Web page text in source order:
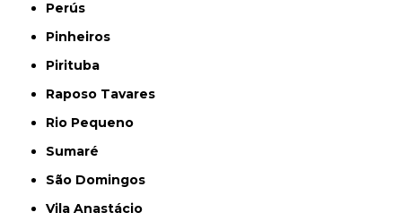
Perús
Pinheiros
Pirituba
Raposo Tavares
Rio Pequeno
Sumaré
São Domingos
Vila Anastácio